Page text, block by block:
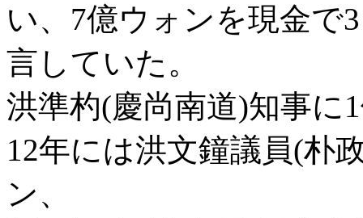
い、7億ウォンを現金で
言していた。
洪準杓(慶尚南道)知事に
12年には洪文鐘議員(朴
ン、